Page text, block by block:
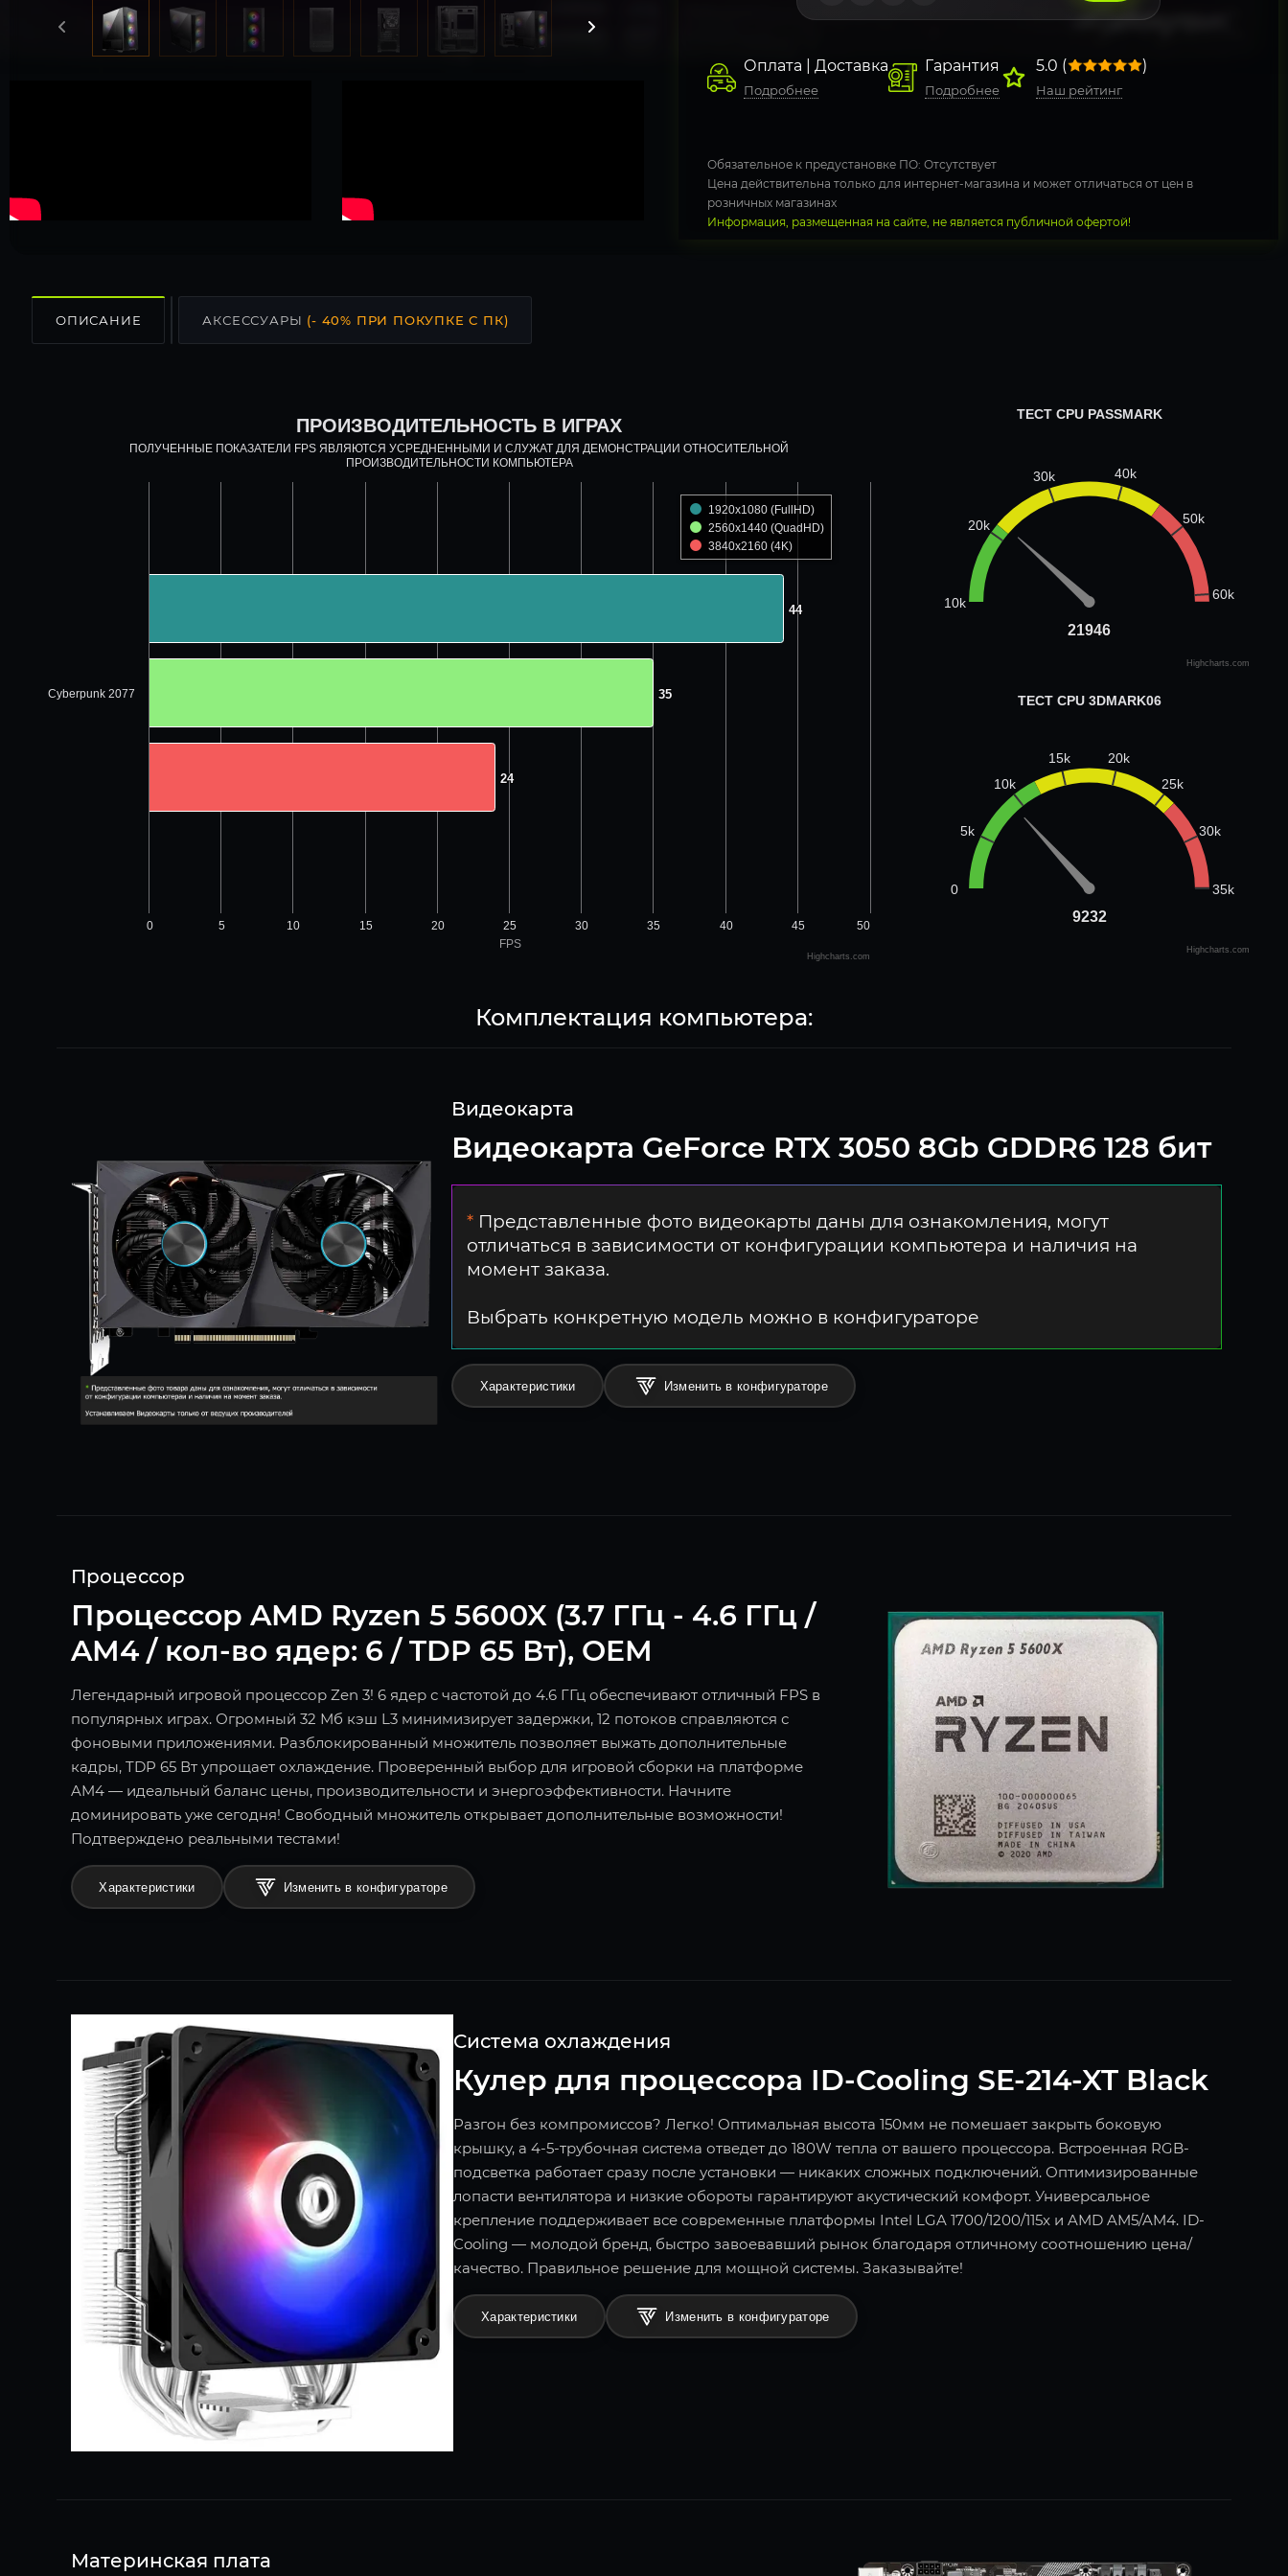
Оплата | Доставка
Подробнее
Гарантия
Подробнее
5.0 ( )
Наш рейтинг
Обязательное к предустановке ПО: Отсутствует
Цена действительна только для интернет-магазина и может отличаться от цен в
розничных магазинах
Информация, размещенная на сайте, не является публичной офертой!
ОПИСАНИЕ АКСЕССУАРЫ (- 40% ПРИ ПОКУПКЕ С ПК)
FPS
ПРОИЗВОДИТЕЛЬНОСТЬ В ИГРАХ
ПОЛУЧЕННЫЕ ПОКАЗАТЕЛИ FPS ЯВЛЯЮТСЯ УСРЕДНЕННЫМИ И СЛУЖАТ ДЛЯ ДЕМОНСТРАЦИИ ОТНОСИТЕЛЬНОЙ
ПРОИЗВОДИТЕЛЬНОСТИ КОМПЬЮТЕРА
44
44
35
35
24
24
1920x1080 (FullHD)
2560x1440 (QuadHD)
3840x2160 (4K)
0 5 10 15 20 25 30 35 40 45 50
Cyberpunk 2077
Highcharts.com
21946
21946
ТЕСТ CPU PASSMARK
10k
20k
30k 40k
50k
60k
Highcharts.com
9232
9232
ТЕСТ CPU 3DMARK06
0
5k
10k
15k
20k
25k
30k
35k
Highcharts.com
Комплектация компьютера:
Видеокарта
Видеокарта GeForce RTX 3050 8Gb GDDR6 128 бит
* Представленные фото видеокарты даны для ознакомления, могут
отличаться в зависимости от конфигурации компьютера и наличия на
момент заказа.
Выбрать конкретную модель можно в конфигураторе
Характеристики Изменить в конфигураторе
Процессор
Процессор AMD Ryzen 5 5600X (3.7 ГГц - 4.6 ГГц /
AM4 / кол-во ядер: 6 / TDP 65 Вт), OEM
Легендарный игровой процессор Zen 3! 6 ядер с частотой до 4.6 ГГц обеспечивают отличный FPS в
популярных играх. Огромный 32 Мб кэш L3 минимизирует задержки, 12 потоков справляются с
фоновыми приложениями. Разблокированный множитель позволяет выжать дополнительные
кадры, TDP 65 Вт упрощает охлаждение. Проверенный выбор для игровой сборки на платформе
AM4 — идеальный баланс цены, производительности и энергоэффективности. Начните
доминировать уже сегодня! Свободный множитель открывает дополнительные возможности!
Подтверждено реальными тестами!
Характеристики Изменить в конфигураторе
Система охлаждения
Кулер для процессора ID-Cooling SE-214-XT Black
Разгон без компромиссов? Легко! Оптимальная высота 150мм не помешает закрыть боковую
крышку, а 4-5-трубочная система отведет до 180W тепла от вашего процессора. Встроенная RGB-
подсветка работает сразу после установки — никаких сложных подключений. Оптимизированные
лопасти вентилятора и низкие обороты гарантируют акустический комфорт. Универсальное
крепление поддерживает все современные платформы Intel LGA 1700/1200/115x и AMD AM5/AM4. ID-
Cooling — молодой бренд, быстро завоевавший рынок благодаря отличному соотношению цена/
качество. Правильное решение для мощной системы. Заказывайте!
Характеристики Изменить в конфигураторе
Материнская плата